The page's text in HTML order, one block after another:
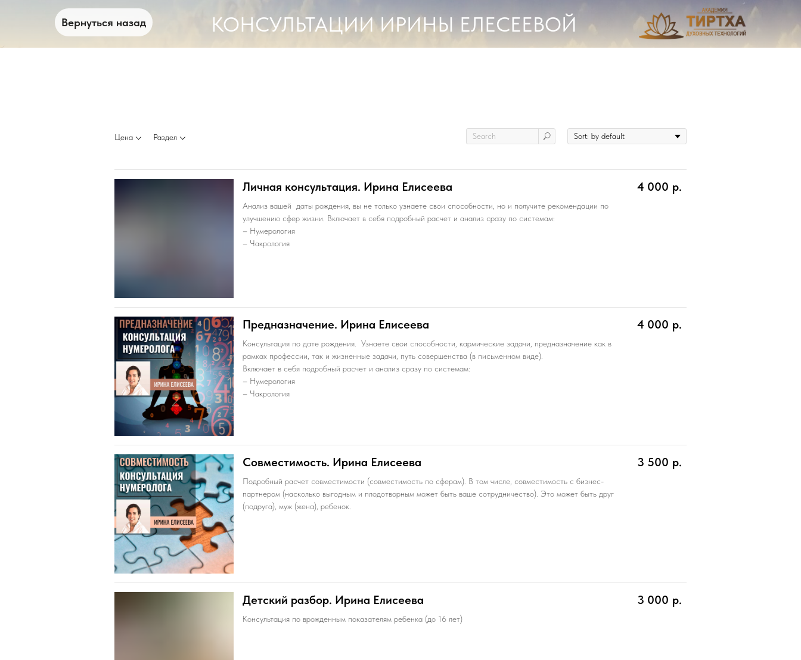
КОНСУЛЬТАЦИИ ИРИНЫ ЕЛЕСЕЕВОЙ
Вернуться назад
Цена Раздел
Личная консультация. Ирина Елисеева
Анализ вашей даты рождения, вы не только узнаете свои способности, но и получите рекомендации по
улучшению сфер жизни. Включает в себя подробный расчет и анализ сразу по системам:
– Нумерология
– Чакрология
4 000 р.
Предназначение. Ирина Елисеева
Консультация по дате рождения. Узнаете свои способности, кармические задачи, предназначение как в
рамках профессии, так и жизненные задачи, путь совершенства (в письменном виде).
Включает в себя подробный расчет и анализ сразу по системам:
– Нумерология
– Чакрология
4 000 р.
Совместимость. Ирина Елисеева
Подробный расчет совместимости (совместимость по сферам). В том числе, совместимость с бизнес-
партнером (насколько выгодным и плодотворным может быть ваше сотрудничество). Это может быть друг
(подруга), муж (жена), ребенок.
3 500 р.
Детский разбор. Ирина Елисеева
Консультация по врожденным показателям ребенка (до 16 лет)
3 000 р.